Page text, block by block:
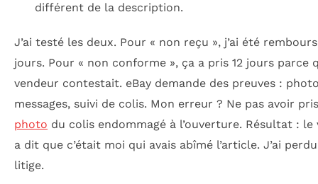
différent de la description.
J’ai testé les deux. Pour « non reçu », j’ai été
jours. Pour « non conforme », ça a pris 12 jours parce
vendeur contestait. eBay demande des preuves :
messages, suivi de colis. Mon erreur ? Ne pas avoir
photo du colis endommagé à l’ouverture. Résultat : le
a dit que c’était moi qui avais abîmé l’article. J’ai
litige.